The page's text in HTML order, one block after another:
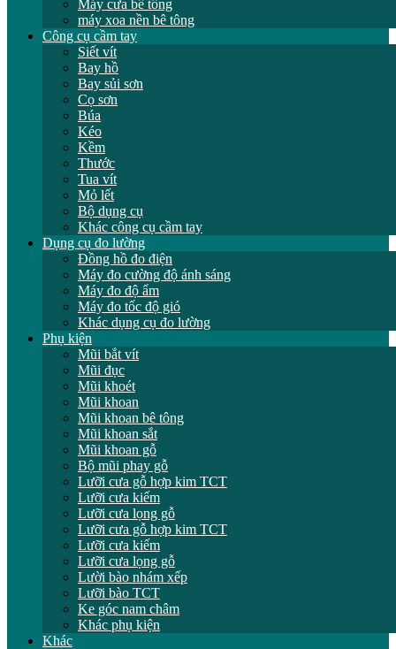
Máy cưa bê tông
máy xoa nền bê tông
Công cụ cầm tay
Siết vít
Bay hồ
Bay sủi sơn
Cọ sơn
Búa
Kéo
Kềm
Thước
Tua vít
Mỏ lết
Bộ dụng cụ
Khác công cụ cầm tay
Dụng cụ đo lường
Đồng hồ đo điện
Máy đo cường độ ánh sáng
Máy đo độ ẩm
Máy đo tốc độ gió
Khác dụng cụ đo lường
Phụ kiện
Mũi bắt vít
Mũi đục
Mũi khoét
Mũi khoan
Mũi khoan bê tông
Mũi khoan sắt
Mũi khoan gỗ
Bộ mũi phay gỗ
Lưỡi cưa gỗ hợp kim TCT
Lưỡi cưa kiếm
Lưỡi cưa lọng gỗ
Lưỡi cưa gỗ hợp kim TCT
Lưỡi cưa kiếm
Lưỡi cưa lọng gỗ
Lười bào nhám xếp
Lưỡi bào TCT
Ke góc nam châm
Khác phụ kiện
Khác